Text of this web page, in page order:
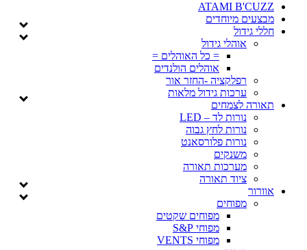
ATAMI B'CUZZ
מבצעים מיוחדים
חללי גידול
אוהלי גידול
= כל האוהלים =
אוהלים הולנדים
רפלקציה -החזר אור
ערכות גידול מלאות
תאורה לצמחים
נורות לד – LED
נורות לחץ גבוה
נורות פלורסאנט
משנקים
מערכות תאורה
ציוד תאורה
אוורור
מפוחים
מפוחים שקטים
מפוחי S&P
מפוחי VENTS